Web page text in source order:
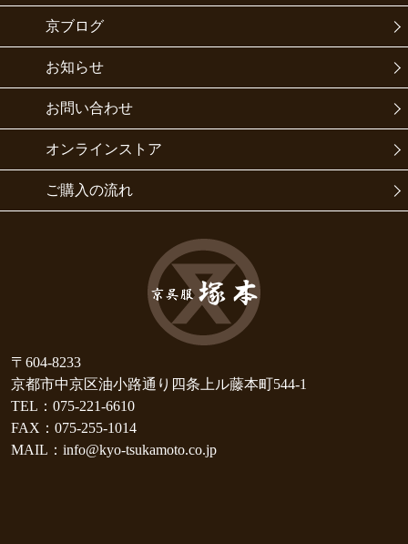
京ブログ
お知らせ
お問い合わせ
オンラインストア
ご購入の流れ
〒604-8233
京都市中京区油小路通り四条上ル藤本町544-1
TEL：075-221-6610
FAX：075-255-1014
MAIL：info@kyo-tsukamoto.co.jp